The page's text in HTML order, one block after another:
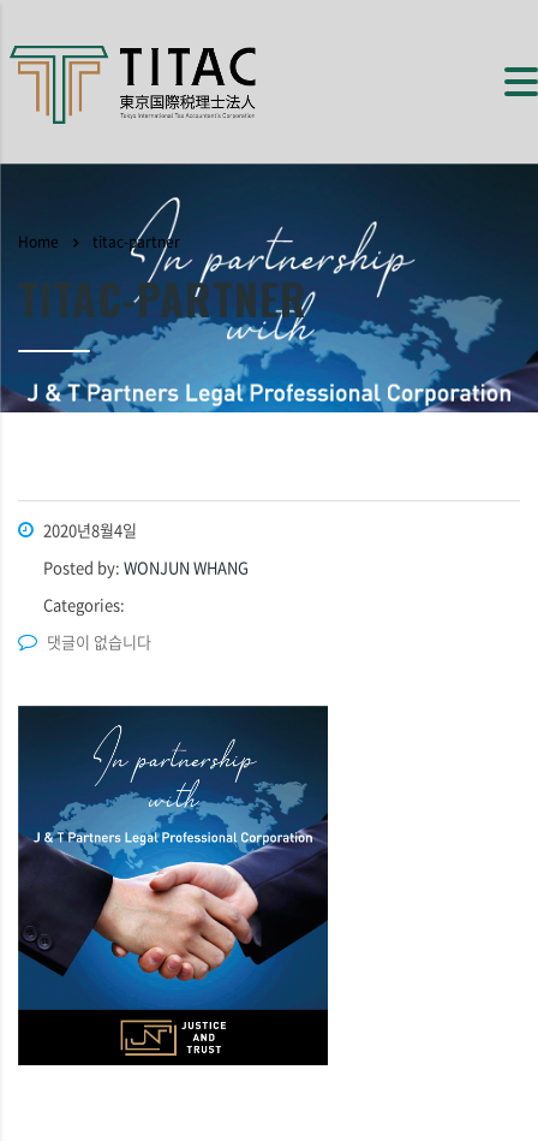
Home titac-partner
TITAC-PARTNER
2020년8월4일
Posted by: WONJUN WHANG
Categories:
댓글이 없습니다